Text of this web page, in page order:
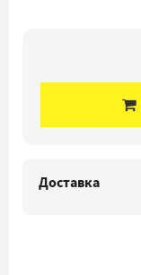
Доставка